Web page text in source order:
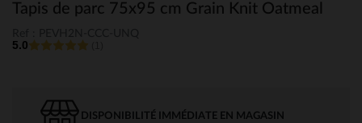
Tapis de parc 75x95 cm Grain Knit Oatmeal
5.0
DISPONIBILITÉ IMMÉDIATE EN MAGASIN